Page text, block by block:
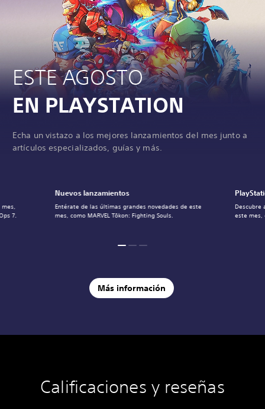
ESTE AGOSTO
EN PLAYSTATION
Echa un vistazo a los mejores lanzamientos del mes junto a
artículos especializados, guías y más.
Nuevos lanzamientos
Entérate de las últimas grandes novedades de este
mes, como MARVEL Tōkon: Fighting Souls.
Descubre
este mes,
7.
Más información
Calificaciones y reseñas